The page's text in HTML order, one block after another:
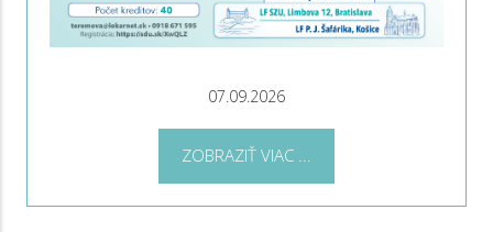
07.09.2026
ZOBRAZIŤ VIAC ...